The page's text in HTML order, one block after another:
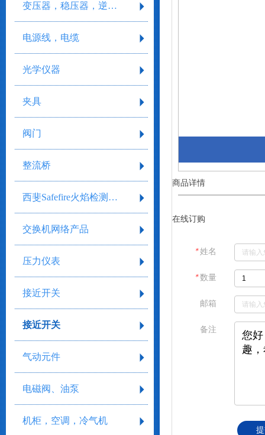
变压器，稳压器，逆变器
电源线，电缆
光学仪器
夹具
阀门
整流桥
西斐Safefire火焰检测系统
交换机网络产品
压力仪表
接近开关
接近开关
气动元件
电磁阀、油泵
机柜，空调，冷气机
商品详情
在线订购
＊姓名
＊数量
邮箱
备注